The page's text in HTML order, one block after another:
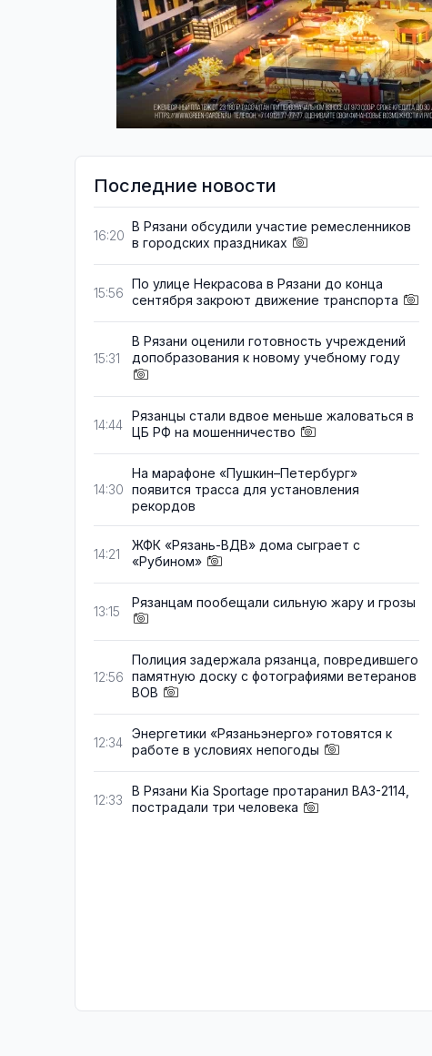
Последние новости
16:20
В Рязани обсудили участие ремесленников
в городских праздниках
15:56
По улице Некрасова в Рязани до конца
сентября закроют движение транспорта
15:31
В Рязани оценили готовность учреждений
допобразования к новому учебному году
14:44
Рязанцы стали вдвое меньше жаловаться в
ЦБ РФ на мошенничество
14:30
На марафоне «Пушкин–Петербург»
появится трасса для установления
рекордов
14:21
ЖФК «Рязань-ВДВ» дома сыграет с
«Рубином»
13:15
Рязанцам пообещали сильную жару и грозы
12:56
Полиция задержала рязанца, повредившего
памятную доску с фотографиями ветеранов
ВОВ
12:34
Энергетики «Рязаньэнерго» готовятся к
работе в условиях непогоды
12:33
В Рязани Kia Sportage протаранил ВАЗ-2114,
пострадали три человека